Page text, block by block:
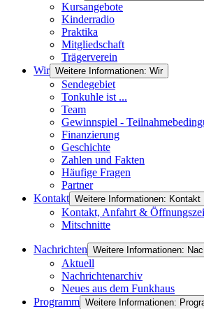
Kursangebote
Kinderradio
Praktika
Mitgliedschaft
Trägerverein
Wir Weitere Informationen: Wir
Sendegebiet
Tonkuhle ist ...
Team
Gewinnspiel -
Finanzierung
Geschichte
Zahlen und Fakten
Häufige Fragen
Partner
Kontakt Weitere Informationen: Kontakt
Kontakt, Anfahrt &
Mitschnitte
Nachrichten Weitere Informationen:
Aktuell
Nachrichtenarchiv
Neues aus dem Funkhaus
Programm Weitere Informationen: